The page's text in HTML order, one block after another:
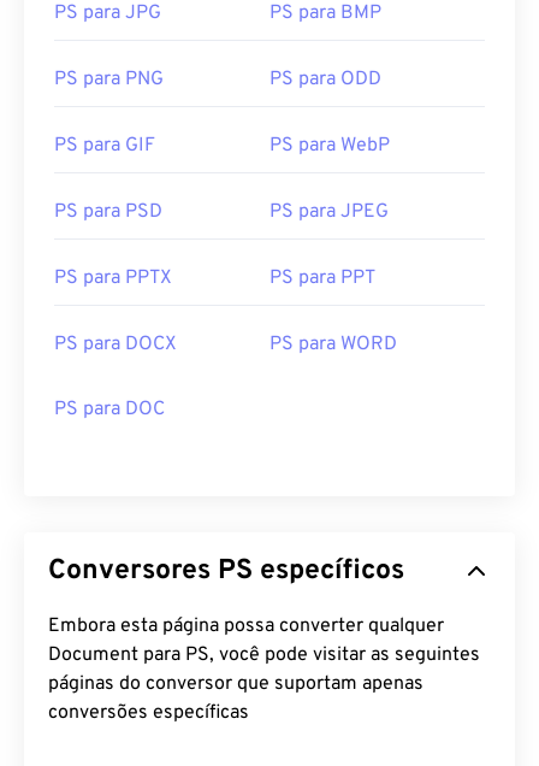
PS para JPG PS para BMP
PS para PNG PS para ODD
PS para GIF PS para WebP
PS para PSD PS para JPEG
PS para PPTX PS para PPT
PS para DOCX PS para WORD
PS para DOC
Conversores PS específicos
Embora esta página possa converter qualquer
Document para PS, você pode visitar as seguintes
páginas do conversor que suportam apenas
conversões específicas